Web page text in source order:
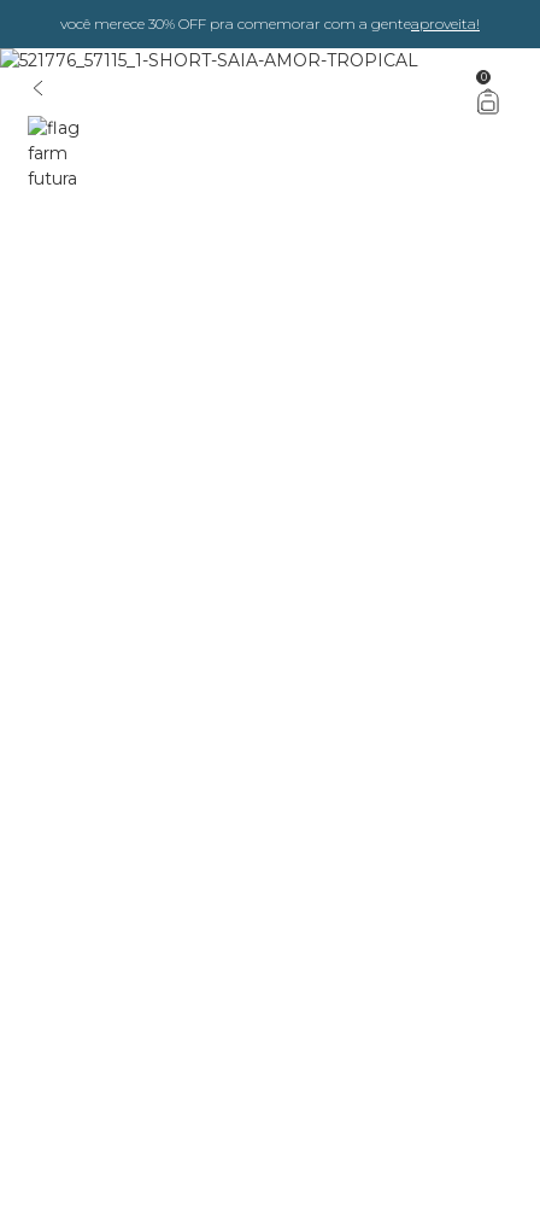
você merece 30% OFF pra comemorar com a genteaproveita!
0